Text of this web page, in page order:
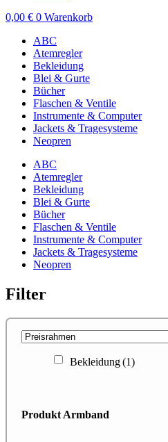
0,00 € 0 Warenkorb
ABC
Atemregler
Bekleidung
Blei & Gurte
Bücher
Flaschen & Ventile
Instrumente & Computer
Jackets & Tragesysteme
Neopren
ABC
Atemregler
Bekleidung
Blei & Gurte
Bücher
Flaschen & Ventile
Instrumente & Computer
Jackets & Tragesysteme
Neopren
Filter
Bekleidung(1)
Produkt Armband